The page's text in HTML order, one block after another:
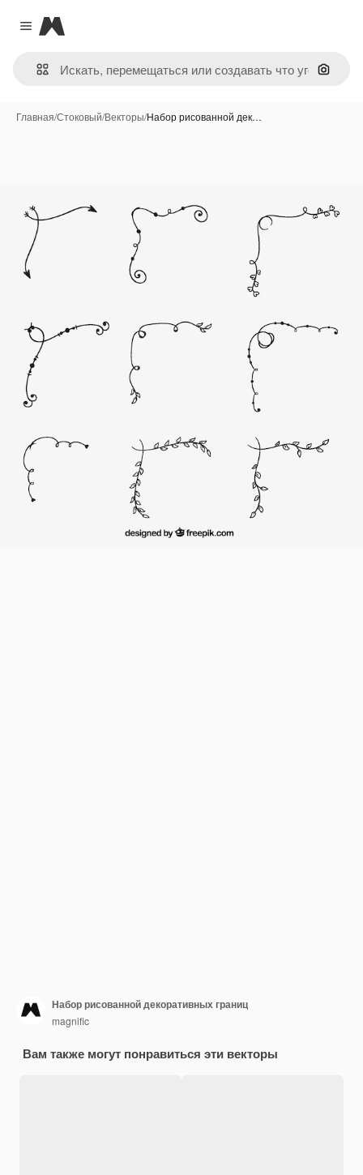
Close menu
Magnific
Поиск
Главная/Стоковый/Векторы/Набор рисованной дек…
Набор рисованной декоративных границ
magnific
Вам также могут понравиться эти векторы